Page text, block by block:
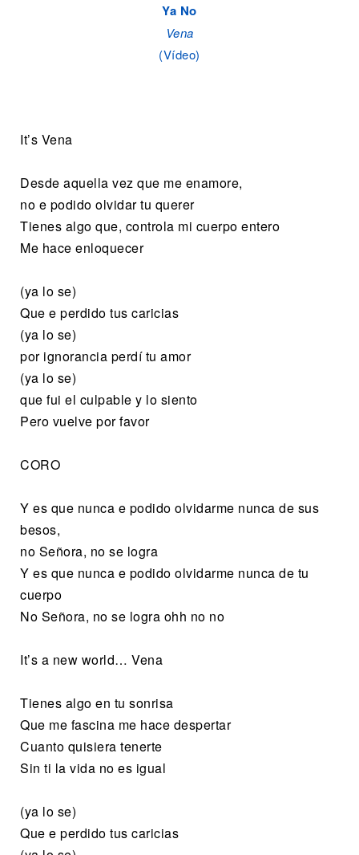
Ya No
Vena
(Vídeo)
It’s Vena
Desde aquella vez que me enamore,
no e podido olvidar tu querer
Tienes algo que, controla mi cuerpo entero
Me hace enloquecer
(ya lo se)
Que e perdido tus caricias
(ya lo se)
por ignorancia perdí tu amor
(ya lo se)
que fui el culpable y lo siento
Pero vuelve por favor
CORO
Y es que nunca e podido olvidarme nunca de sus
besos,
no Señora, no se logra
Y es que nunca e podido olvidarme nunca de tu
cuerpo
No Señora, no se logra ohh no no
It’s a new world… Vena
Tienes algo en tu sonrisa
Que me fascina me hace despertar
Cuanto quisiera tenerte
Sin ti la vida no es igual
(ya lo se)
Que e perdido tus caricias